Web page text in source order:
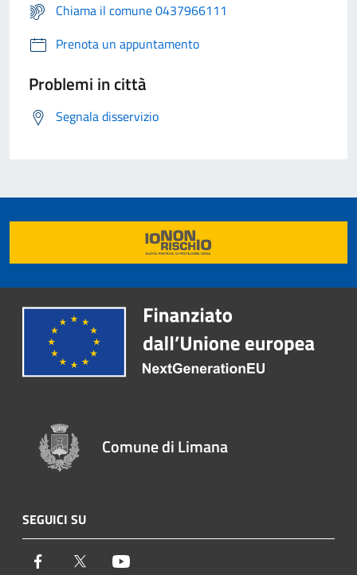
Chiama il comune 0437966111
Prenota un appuntamento
Problemi in città
Segnala disservizio
Comune di Limana
SEGUICI SU
Facebook Twitter